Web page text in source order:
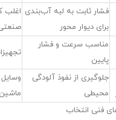
فشار ثابت به لبه آب‌بندی
برای دیوار محور
اغلب
مناسب سرعت و فشار
پایین
جلوگیری از نفوذ آلودگی
محیطی
وسایل